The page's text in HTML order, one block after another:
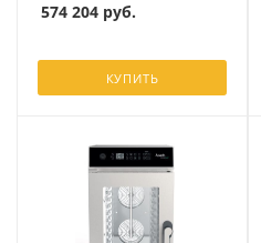
574 204 руб.
КУПИТЬ